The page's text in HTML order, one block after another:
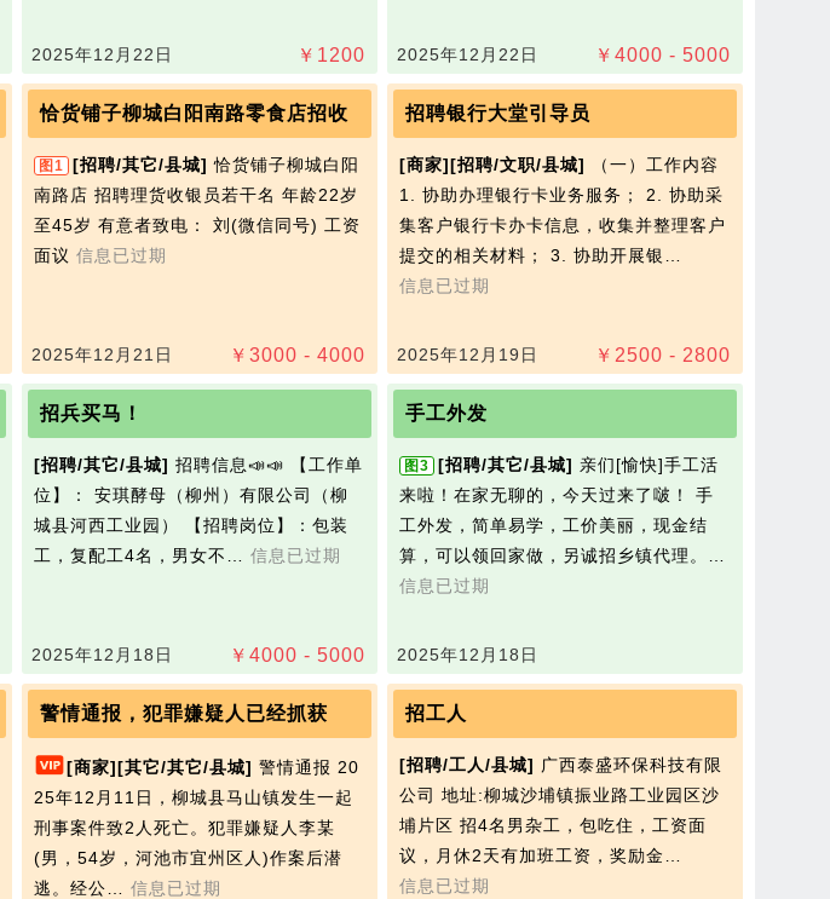
￥ 1200
2025年12月22日 ￥ 4000 - 5000
2025年12月22日
恰货铺子柳城白阳南路零食店招收
图1 [招聘/其它/县城] 恰货铺子柳城白阳
南路店 招聘理货收银员若干名 年龄22岁
至45岁 有意者致电： 刘(微信同号) 工资
面议 信息已过期
￥ 3000 - 4000
2025年12月21日
招聘银行大堂引导员
[商家][招聘/文职/县城]
（一）工作内容
1. 协助办理银行卡业务服务； 2. 协助采
集客户银行卡办卡信息，收集并整理客户
提交的相关材料； 3. 协助开展银…
信息已过期
￥ 2500 - 2800
2025年12月19日
招兵买马！
[招聘/其它/县城] 招聘信息📣📣 【工作单
位】： 安琪‭酵母（柳州）有限公司（柳
城县河西工业园） 【招聘岗位】：包装
工，复配工4名，男女不… 信息已过期
￥ 4000 - 5000
2025年12月18日
手工外发
图3 [招聘/其它/县城] 亲们[愉快]手工活
来啦！在家无聊的，今天过来了啵！ 手
工外发，简单易学，工价美丽，现金结
算，可以领回家做，另诚招乡镇代理。…
信息已过期
2025年12月18日
警情通报，犯罪嫌疑人已经抓获
[商家][其它/其它/县城] 警情通报 20
25年12月11日，柳城县马山镇发生一起
刑事案件致2人死亡。犯罪嫌疑人李某
(男，54岁，河池市宜州区人)作案后潜
逃。经公… 信息已过期
招工人
[招聘/工人/县城] 广西泰盛环保科技有限
公司 地址:柳城沙埔镇振业路工业园区沙
埔片区 招4名男杂工，包吃住，工资面
议，月休2天有加班工资，奖励金…
信息已过期